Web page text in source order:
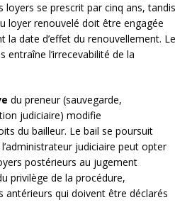
loyers se prescrit par cinq ans, tandis
loyer renouvelé doit être engagée
la date d’effet du renouvellement. Le
entraîne l’irrecevabilité de la
du preneur (sauvegarde,
judiciaire) modifie
du bailleur. Le bail se poursuit
judiciaire peut opter
postérieurs au jugement
privilège de la procédure,
antérieurs qui doivent être déclarés